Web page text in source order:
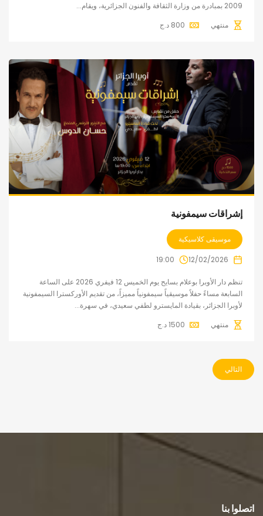
2009 بمبادرة من وزارة الثقافة والفنون الجزائرية، ويقام...
منتهي
800 د.ج
إشراقات سيمفونية
موسيقى كلاسيكية
12/02/2026
19:00
تنظم دار الأوبرا بوعلام بسايح يوم الخميس 12 فيفري 2026 على الساعة
السابعة مساءً حفلاً موسيقياً سيمفونياً مميزاً، من تقديم الأوركسترا السيمفونية
لأوبرا الجزائر، بقيادة المايسترو لطفي سعيدي، في سهرة...
منتهي
1500د.ج
التالي
اتصلوا بنا